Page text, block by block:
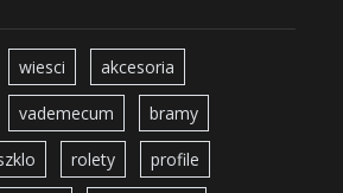
wiesci akcesoria
vademecum bramy
rolety profile